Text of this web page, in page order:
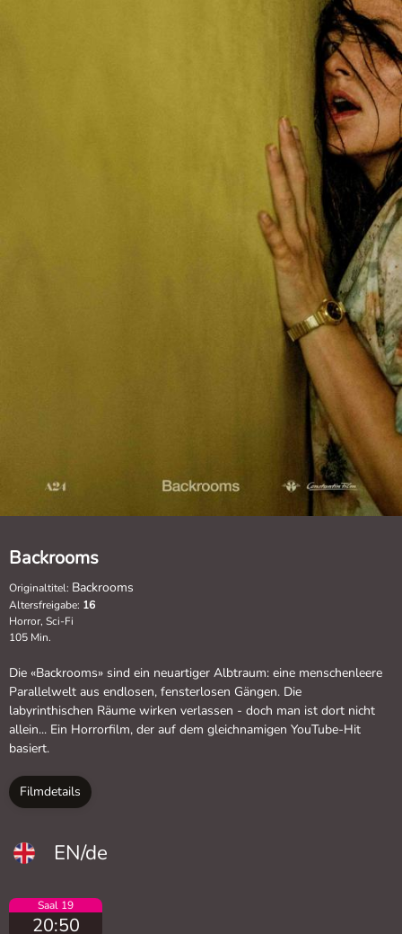
Backrooms
Originaltitel: Backrooms
Altersfreigabe: 16
Horror, Sci-Fi
105 Min.
Die «Backrooms» sind ein neuartiger Albtraum: eine menschenleere
Parallelwelt aus endlosen, fensterlosen Gängen. Die
labyrinthischen Räume wirken verlassen - doch man ist dort nicht
allein... Ein Horrorfilm, der auf dem gleichnamigen YouTube-Hit
basiert.
Filmdetails
EN/de
Saal 19
20:50